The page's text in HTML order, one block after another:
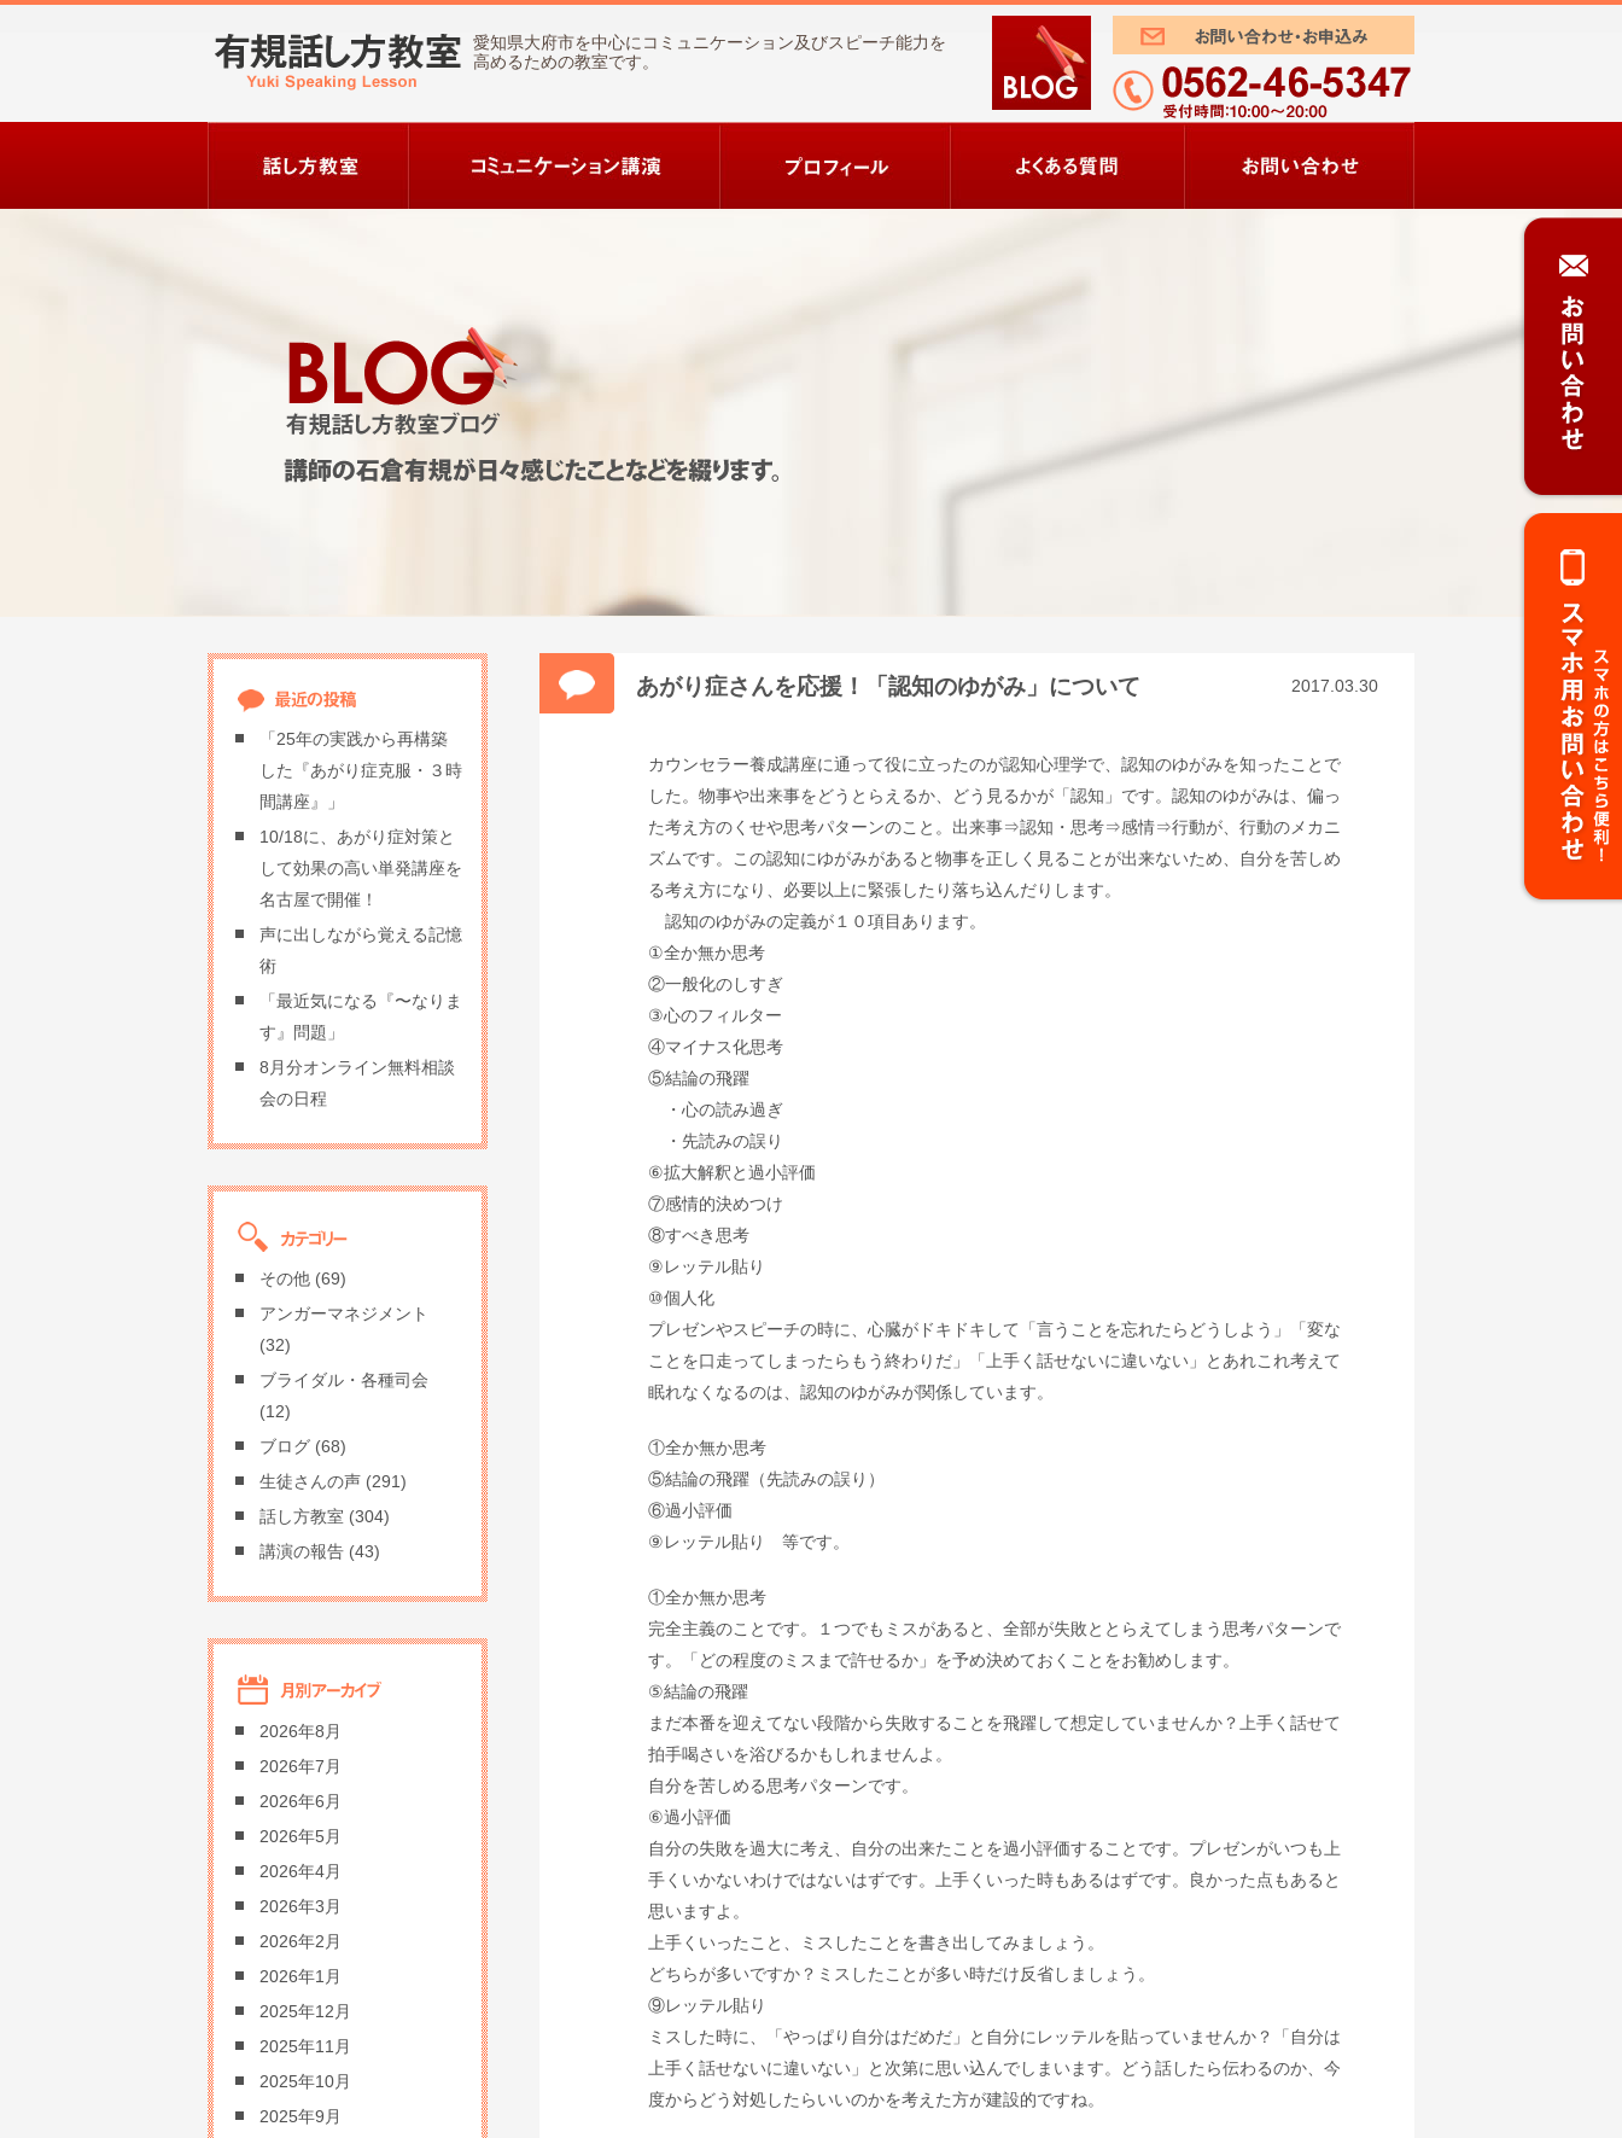
愛知県大府市を中心にコミュニケーション及びスピーチ能力を
高めるための教室です。
あがり症さんを応援！「認知のゆがみ」について 2017.03.30
カウンセラー養成講座に通って役に立ったのが認知心理学で、認知のゆがみを知ったことで
した。物事や出来事をどうとらえるか、どう見るかが「認知」です。認知のゆがみは、偏っ
た考え方のくせや思考パターンのこと。出来事⇒認知・思考⇒感情⇒行動が、行動のメカニ
ズムです。この認知にゆがみがあると物事を正しく見ることが出来ないため、自分を苦しめ
る考え方になり、必要以上に緊張したり落ち込んだりします。
認知のゆがみの定義が１０項目あります。
①全か無か思考
②一般化のしすぎ
③心のフィルター
④マイナス化思考
⑤結論の飛躍
・心の読み過ぎ
・先読みの誤り
⑥拡大解釈と過小評価
⑦感情的決めつけ
⑧すべき思考
⑨レッテル貼り
⑩個人化
プレゼンやスピーチの時に、心臓がドキドキして「言うことを忘れたらどうしよう」「変な
ことを口走ってしまったらもう終わりだ」「上手く話せないに違いない」とあれこれ考えて
眠れなくなるのは、認知のゆがみが関係しています。
①全か無か思考
⑤結論の飛躍（先読みの誤り）
⑥過小評価
⑨レッテル貼り 等です。
①全か無か思考
完全主義のことです。１つでもミスがあると、全部が失敗ととらえてしまう思考パターンで
す。「どの程度のミスまで許せるか」を予め決めておくことをお勧めします。
⑤結論の飛躍
まだ本番を迎えてない段階から失敗することを飛躍して想定していませんか？上手く話せて
拍手喝さいを浴びるかもしれませんよ。
自分を苦しめる思考パターンです。
⑥過小評価
自分の失敗を過大に考え、自分の出来たことを過小評価することです。プレゼンがいつも上
手くいかないわけではないはずです。上手くいった時もあるはずです。良かった点もあると
思いますよ。
上手くいったこと、ミスしたことを書き出してみましょう。
どちらが多いですか？ミスしたことが多い時だけ反省しましょう。
⑨レッテル貼り
ミスした時に、「やっぱり自分はだめだ」と自分にレッテルを貼っていませんか？「自分は
上手く話せないに違いない」と次第に思い込んでしまいます。どう話したら伝わるのか、今
度からどう対処したらいいのかを考えた方が建設的ですね。
「25年の実践から再構築
した『あがり症克服・３時
間講座』」
10/18に、あがり症対策と
して効果の高い単発講座を
名古屋で開催！
声に出しながら覚える記憶
術
「最近気になる『〜なりま
す』問題」
8月分オンライン無料相談
会の日程
その他 (69)
アンガーマネジメント
(32)
ブライダル・各種司会
(12)
ブログ (68)
生徒さんの声 (291)
話し方教室 (304)
講演の報告 (43)
2026年8月
2026年7月
2026年6月
2026年5月
2026年4月
2026年3月
2026年2月
2026年1月
2025年12月
2025年11月
2025年10月
2025年9月